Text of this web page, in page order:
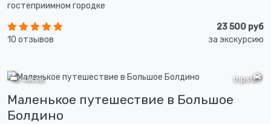
гостеприимном городке
10 отзывов
23 500 руб
за экскурсию
tripster
13 часов
Маленькое путешествие в Большое
Болдино